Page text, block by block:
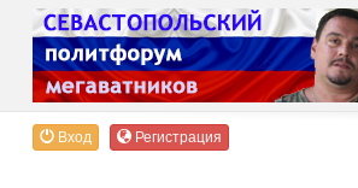
Вход Регистрация